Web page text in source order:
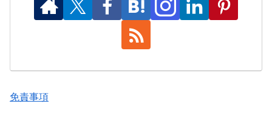
免責事項